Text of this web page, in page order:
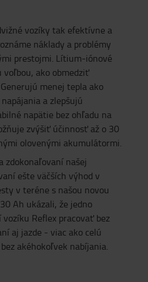
vozíky tak efektívne a
náklady a problémy
prestojmi. Lítium-iónové
ako obmedziť
menej tepla ako
a zlepšujú
napätie bez ohľadu na
zvýšiť účinnosť až o 30
olovenými akumulátormi.
zdokonaľovaní našej
ešte väčších výhod v
v teréne s našou novou
Ah ukázali, že jedno
Reflex pracovať bez
aj jazde - viac ako celú
akéhokoľvek nabíjania.